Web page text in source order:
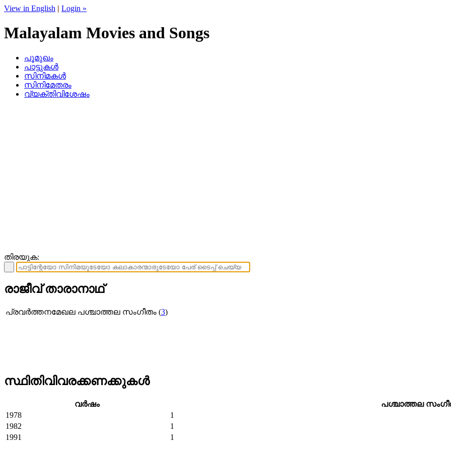
View in English | Login »
Malayalam Movies and Songs
പൂമുഖം
പാട്ടുകള്‍
സിനിമകള്‍
സിനിമേതരം
വ്യക്തിവിശേഷം
തിരയുക:
രാജീവ് താരാനാഥ്
പ്രവര്‍ത്തനമേഖല പശ്ചാത്തല സംഗീതം (3)
സ്ഥിതിവിവരക്കണക്കുകള്‍
വര്‍ഷം
പശ്ചാത്തല
1978
1
1982
1
1991
1